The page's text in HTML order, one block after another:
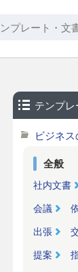
テンプレ
ビジネ
全般
社内文書
会議
出張
提案